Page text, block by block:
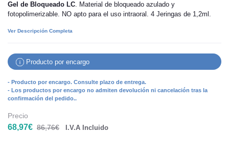
Gel de Bloqueado LC. Material de bloqueado azulado y
fotopolimerizable. NO apto para el uso intraoral. 4 Jeringas de 1,2ml.
Ver Descripción Completa
Producto por encargo
- Producto por encargo. Consulte plazo de entrega.
- Los productos por encargo no admiten devolución ni cancelación tras la
confirmación del pedido..
Precio
68,97€ 86,76€ I.V.A Incluido